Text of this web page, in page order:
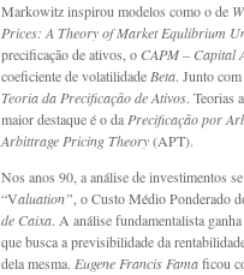
Markowitz inspirou modelos como o de
Prices: A Theory of Market Equlibrium
precificação de ativos, o CAPM – Capital
coeficiente de volatilidadeBeta. Junto com
Teoria da Precificação de Ativos. Teorias
maior destaque é o daPrecificação por
Arbittrage Pricing Theory(APT).
Nos anos 90, a análise de investimentos
“Valuation”, o Custo Médio Ponderado
de Caixa. A análise fundamentalista
que busca a previsibilidade da
dela mesma. Eugene Francis Famaficou